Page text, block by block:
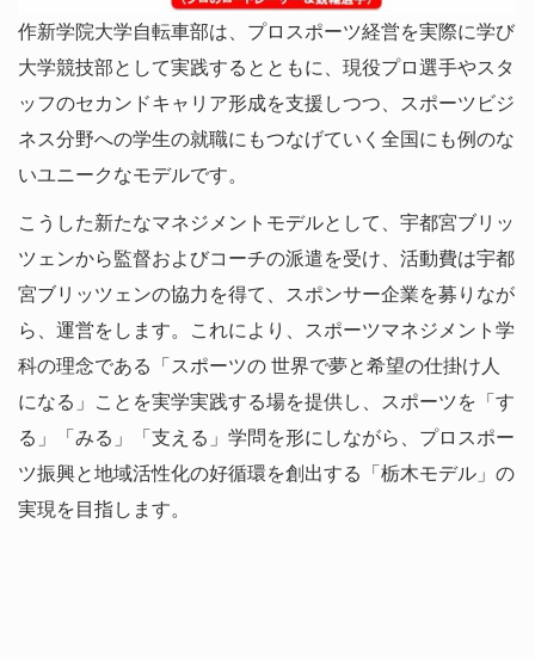
作新学院大学自転車部は、プロスポーツ経営を実際に学び
大学競技部として実践するとともに、現役プロ選手やスタ
ッフのセカンドキャリア形成を支援しつつ、スポーツビジ
ネス分野への学生の就職にもつなげていく全国にも例のな
いユニークなモデルです。
こうした新たなマネジメントモデルとして、宇都宮ブリッ
ツェンから監督およびコーチの派遣を受け、活動費は宇都
宮ブリッツェンの協力を得て、スポンサー企業を募りなが
ら、運営をします。これにより、スポーツマネジメント学
科の理念である「スポーツの 世界で夢と希望の仕掛け人
になる」ことを実学実践する場を提供し、スポーツを「す
る」「みる」「支える」学問を形にしながら、プロスポー
ツ振興と地域活性化の好循環を創出する「栃木モデル」の
実現を目指します。